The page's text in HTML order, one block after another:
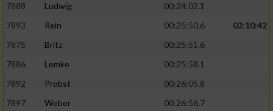
7888
Ludwig
00:24:02.1
7893
Rein 00:25:50.6
02:10:42
7875
Britz
00:25:51.6
7886
Lemke
00:25:58.1
7892
Probst
00:26:05.8
7897
Weber
00:26:56.7